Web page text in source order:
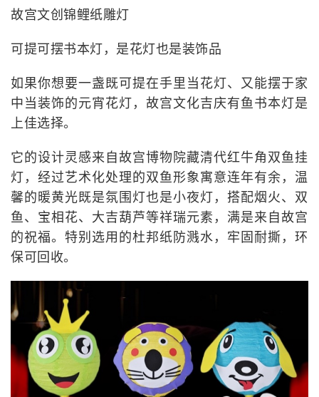
故宫文创锦鲤纸雕灯
可提可摆书本灯，是花灯也是装饰品
如果你想要一盏既可提在手里当花灯、又能摆于家
中当装饰的元宵花灯，故宫文化吉庆有鱼书本灯是
上佳选择。
它的设计灵感来自故宫博物院藏清代红牛角双鱼挂
灯，经过艺术化处理的双鱼形象寓意连年有余，温
馨的暖黄光既是氛围灯也是小夜灯，搭配烟火、双
鱼、宝相花、大吉葫芦等祥瑞元素，满是来自故宫
的祝福。特别选用的杜邦纸防溅水，牢固耐撕，环
保可回收。